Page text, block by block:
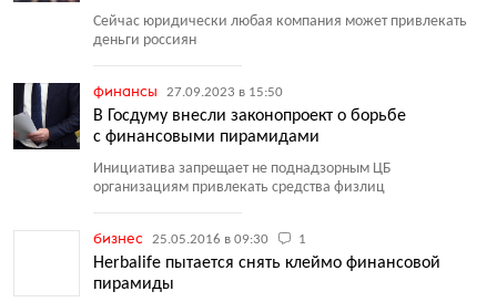
Сейчас юридически любая компания может привлекать
деньги россиян
финансы 27.09.2023 в 15:50
В Госдуму внесли законопроект о борьбе
с финансовыми пирамидами
Инициатива запрещает не поднадзорным ЦБ
организациям привлекать средства физлиц
бизнес 25.05.2016 в 09:30 1
Herbalife пытается снять клеймо финансовой
пирамиды